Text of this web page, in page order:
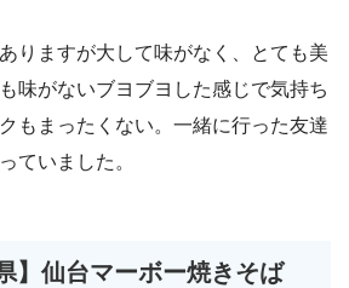
りますが大して味がなく、とても美
味がないブヨブヨした感じで気持ち
もまったくない。一緒に行った友達
ていました。
】仙台マーボー焼きそば